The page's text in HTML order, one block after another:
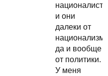
и они
далеки от
да и вообще
от политики.
У меня